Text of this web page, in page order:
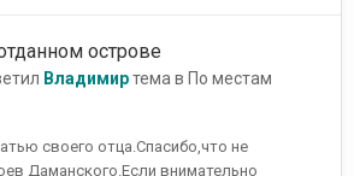
острове
Владимиртема в По местам
своего отца.Спасибо,что не
Даманского.Если внимательно